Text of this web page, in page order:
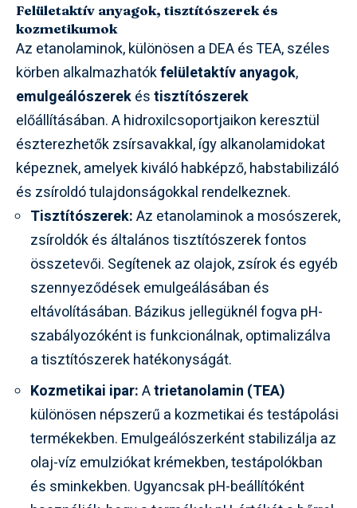
Felületaktív anyagok, tisztítószerek és
kozmetikumok
Az etanolaminok, különösen a DEA és TEA, széles
körben alkalmazhatókfelületaktív anyagok,
emulgeálószerekéstisztítószerek
előállításában. A hidroxilcsoportjaikon keresztül
észterezhetők zsírsavakkal, így alkanolamidokat
képeznek, amelyek kiváló habképző, habstabilizáló
és zsíroldó tulajdonságokkal rendelkeznek.
Tisztítószerek:Az etanolaminok a mosószerek,
zsíroldók és általános tisztítószerek fontos
összetevői. Segítenek az olajok, zsírok és egyéb
szennyeződések emulgeálásában és
eltávolításában. Bázikus jellegüknél fogva pH-
szabályozóként is funkcionálnak, optimalizálva
a tisztítószerek hatékonyságát.
Kozmetikai ipar:Atrietanolamin (TEA)
különösen népszerű a kozmetikai és testápolási
termékekben. Emulgeálószerként stabilizálja az
olaj-víz emulziókat krémekben, testápolókban
és sminkekben. Ugyancsak pH-beállítóként